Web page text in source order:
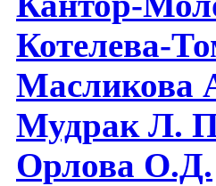
Котелева-
Масликова
Мудрак Л.
Орлова О.Д.